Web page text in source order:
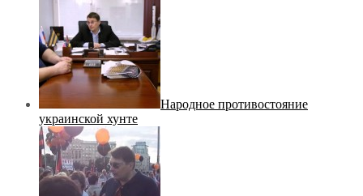
Народное противостояние
украинской хунте